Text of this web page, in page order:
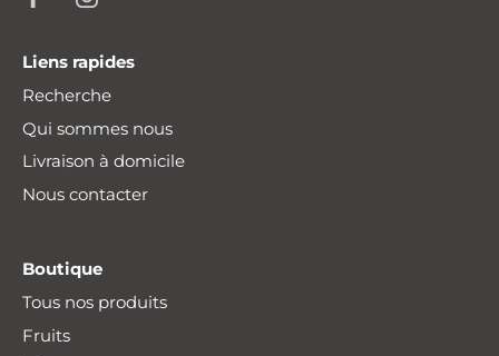
Liens rapides
Recherche
Qui sommes nous
Livraison à domicile
Nous contacter
Boutique
Tous nos produits
Fruits